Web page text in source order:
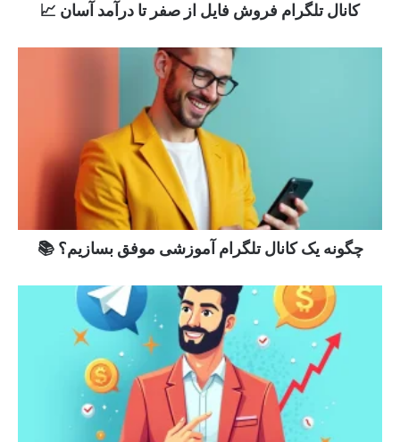
کانال تلگرام فروش فایل از صفر تا درآمد آسان 📈
چگونه یک کانال تلگرام آموزشی موفق بسازیم؟ 📚